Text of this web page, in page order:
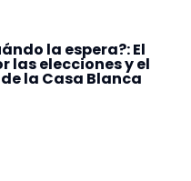
la espera?: El
las elecciones y el
la Casa Blanca